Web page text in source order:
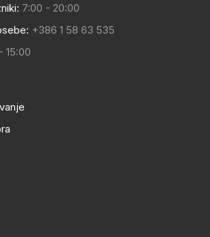
7:00 - 20:00
+386 1 58 63 535
15:00